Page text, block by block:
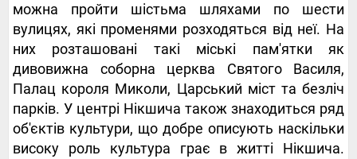
можна пройти шістьма шляхами по шести
вулицях, які променями розходяться від неї. На
них розташовані такі міські пам'ятки як
дивовижна соборна церква Святого Василя,
Палац короля Миколи, Царський міст та безліч
парків. У центрі Нікшича також знаходиться ряд
об'єктів культури, що добре описують наскільки
високу роль культура грає в житті Нікшича.